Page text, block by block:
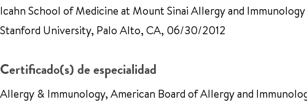
Icahn School of Medicine at Mount Sinai Allergy and
Stanford University, Palo Alto, CA, 06/30/2012
Certificado(s) de especialidad
Allergy & Immunology, American Board of Allergy and